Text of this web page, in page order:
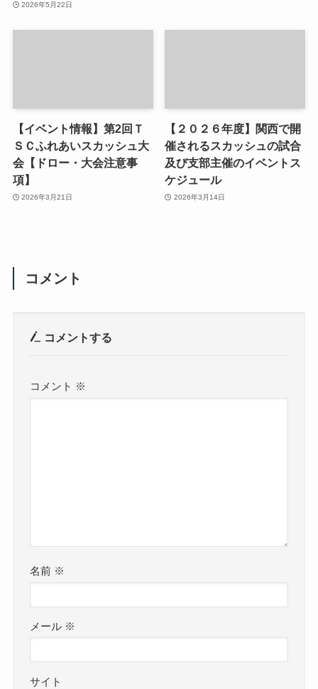
2026年5月22日
【イベント情報】第2回Ｔ
ＳＣふれあいスカッシュ大
会【ドロー・大会注意事
項】
2026年3月21日
【２０２６年度】関西で開
催されるスカッシュの試合
及び支部主催のイベントス
ケジュール
2026年3月14日
コメント
コメントする
コメント ※
名前 ※
メール ※
サイト